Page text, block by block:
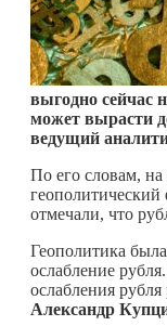
выгодно сейчас
может вырасти
ведущий
По его словам, на
отмечали, что
Геополитика
ослабление
ослабления
Александр